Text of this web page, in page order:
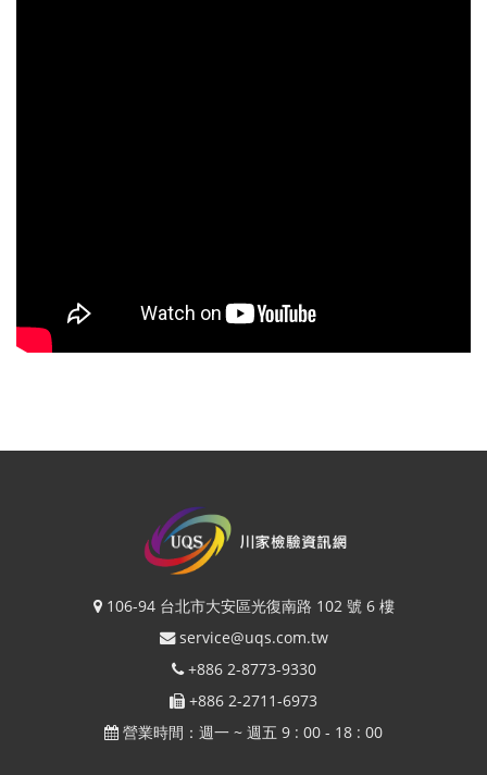
106-94 台北市大安區光復南路 102 號 6 樓
service@uqs.com.tw
+886 2-8773-9330
+886 2-2711-6973
營業時間：週一 ~ 週五 9 : 00 - 18 : 00